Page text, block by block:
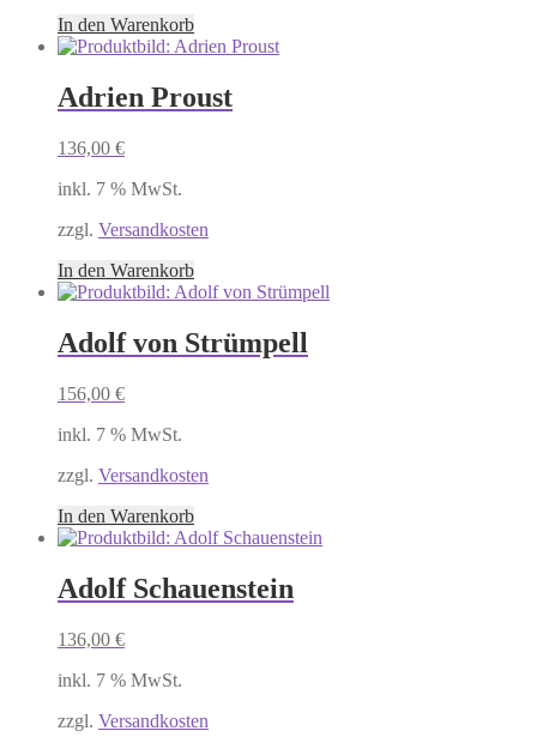
In den Warenkorb
Adrien Proust
136,00 €
inkl. 7 % MwSt.
zzgl. Versandkosten
In den Warenkorb
Adolf von Strümpell
156,00 €
inkl. 7 % MwSt.
zzgl. Versandkosten
In den Warenkorb
Adolf Schauenstein
136,00 €
inkl. 7 % MwSt.
zzgl. Versandkosten